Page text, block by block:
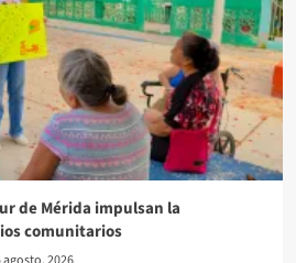
de Mérida impulsan la
comunitarios